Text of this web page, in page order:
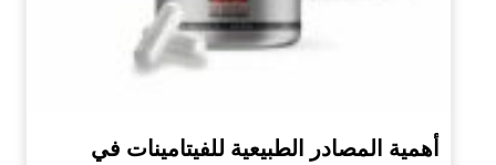
أهمية المصادر الطبيعية للفيتامينات في